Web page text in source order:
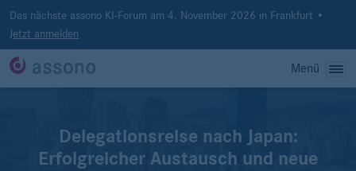
Das nächste assono KI-Forum am 4. November 2026 in Frankfurt •
Jetzt anmelden
Menü
Delegationsreise nach Japan:
Erfolgreicher Austausch und neue